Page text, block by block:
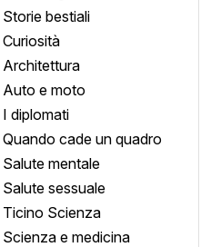
Storie bestiali
Curiosità
Architettura
Auto e moto
I diplomati
Quando cade un quadro
Salute mentale
Salute sessuale
Ticino Scienza
Scienza e medicina